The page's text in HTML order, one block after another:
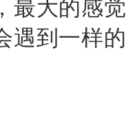
最大的感觉
遇到一样的